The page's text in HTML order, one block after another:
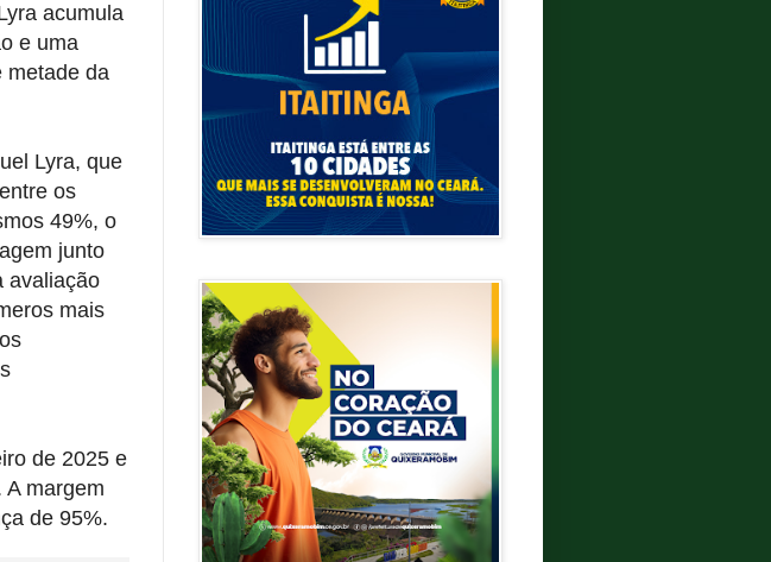
acumula
e uma
metade da
Lyra, que
os
49%, o
junto
avaliação
mais
de 2025 e
margem
de 95%.